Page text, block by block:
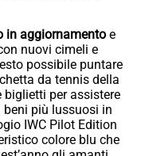
in aggiornamento e
nuovi cimeli e
possibile puntare
da tennis della
per assistere
beni più lussuosi in
IWC Pilot Edition
colore blu che